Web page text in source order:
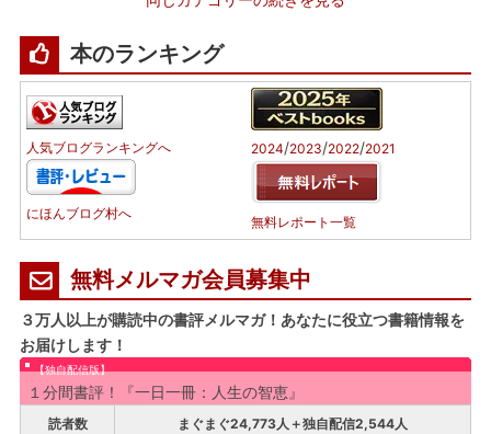
本のランキング
人気ブログランキングへ
にほんブログ村へ
2024/2023/2022/2021
無料レポート一覧
無料メルマガ会員募集中
３万人以上が購読中の書評メルマガ！あなたに役立つ書籍情報を
お届けします！
【独自配信版】
１分間書評！『一日一冊：人生の智恵』
読者数 まぐまぐ24,773人＋独自配信2,544人